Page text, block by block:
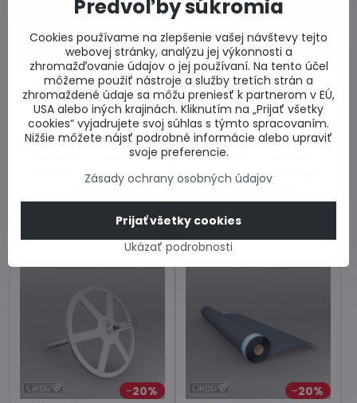
20%
Dodanie 3 dni
LE-LTD ukončovacia
lišta 2,5 m
Ukončovacia lišta s
nepriznanou okapnicou a
sklovláknitou výstužnou
odvetraných fasádnych
Skladom u dodávateľa
4,27 €
Zobraziť
20%
Dodanie 3 dni
LE-N ukončovacia lišta
2,5 m
Ukončovacia lišta s
nepriznanou okapnicou a
sklovláknitou výstužnou
odvetraných fasádnych
Skladom u dodávateľa
od 4,90 €
Zobraziť
20%
20%
Predvoľby súkromia
Cookies používame na zlepšenie vašej návštevy tejto
webovej stránky, analýzu jej výkonnosti a
zhromažďovanie údajov o jej používaní. Na tento účel
môžeme použiť nástroje a služby tretích strán a
zhromaždené údaje sa môžu preniesť k partnerom v EÚ,
USA alebo iných krajinách. Kliknutím na „Prijať všetky
cookies“ vyjadrujete svoj súhlas s týmto spracovaním.
Nižšie môžete nájsť podrobné informácie alebo upraviť
svoje preferencie.
Zásady ochrany osobných údajov
Ukázať podrobnosti
Prijať všetky cookies